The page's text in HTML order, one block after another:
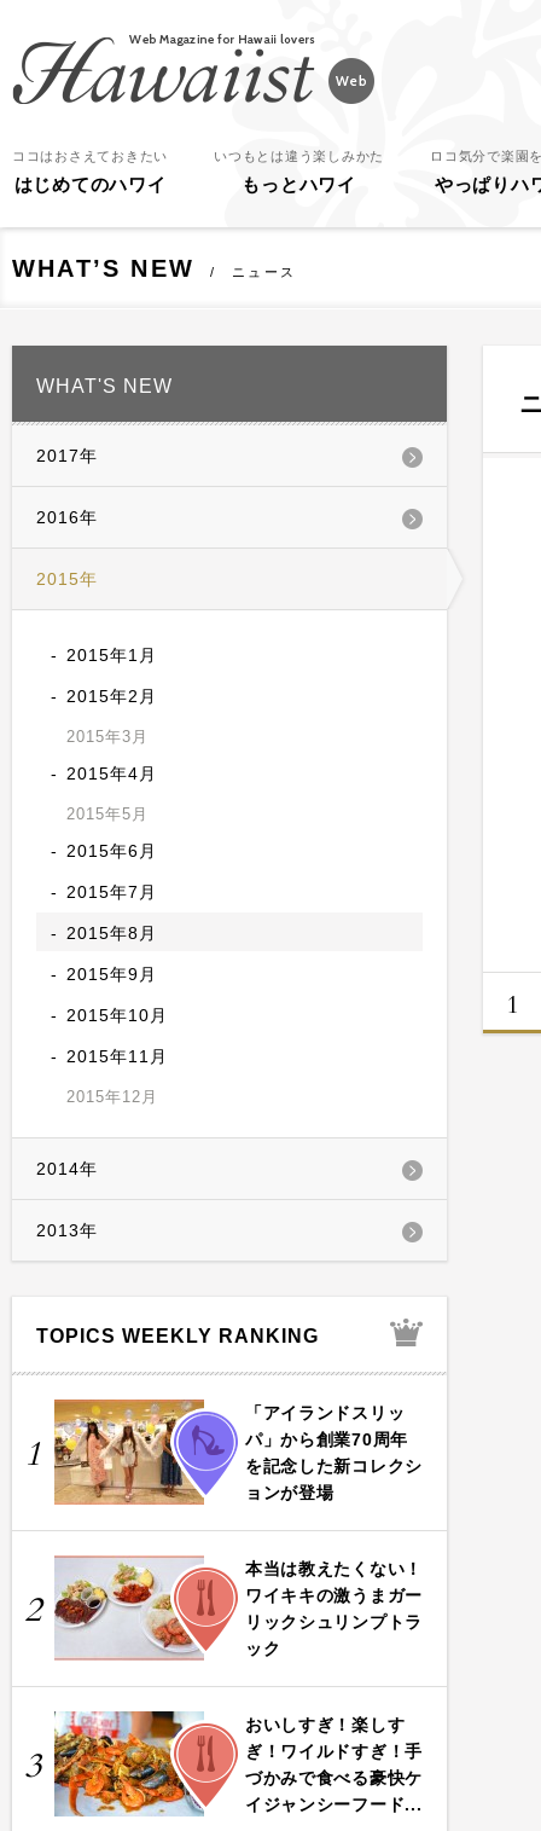
ココはおさえておきたい
はじめてのハワイ
いつもとは違う楽しみかた
もっとハワイ
ロコ気分で楽園
やっぱりハ
WHAT’S NEW ニュース
1
WHAT'S NEW
2017年
2016年
2015年
2015年1月
2015年2月
2015年3月
2015年4月
2015年5月
2015年6月
2015年7月
2015年8月
2015年9月
2015年10月
2015年11月
2015年12月
2014年
2013年
TOPICS WEEKLY RANKING
1
FASHION
「アイランドスリッ
パ」から創業70周年
を記念した新コレクシ
ョンが登場
2
FOOD
本当は教えたくない！
ワイキキの激うまガー
リックシュリンプトラ
ック
3
FOOD
おいしすぎ！楽しす
ぎ！ワイルドすぎ！手
づかみで食べる豪快ケ
イジャンシーフード...